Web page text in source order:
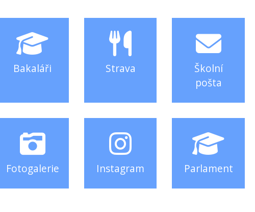
Bakaláři Strava
Školní
pošta
Fotogalerie Instagram Parlament